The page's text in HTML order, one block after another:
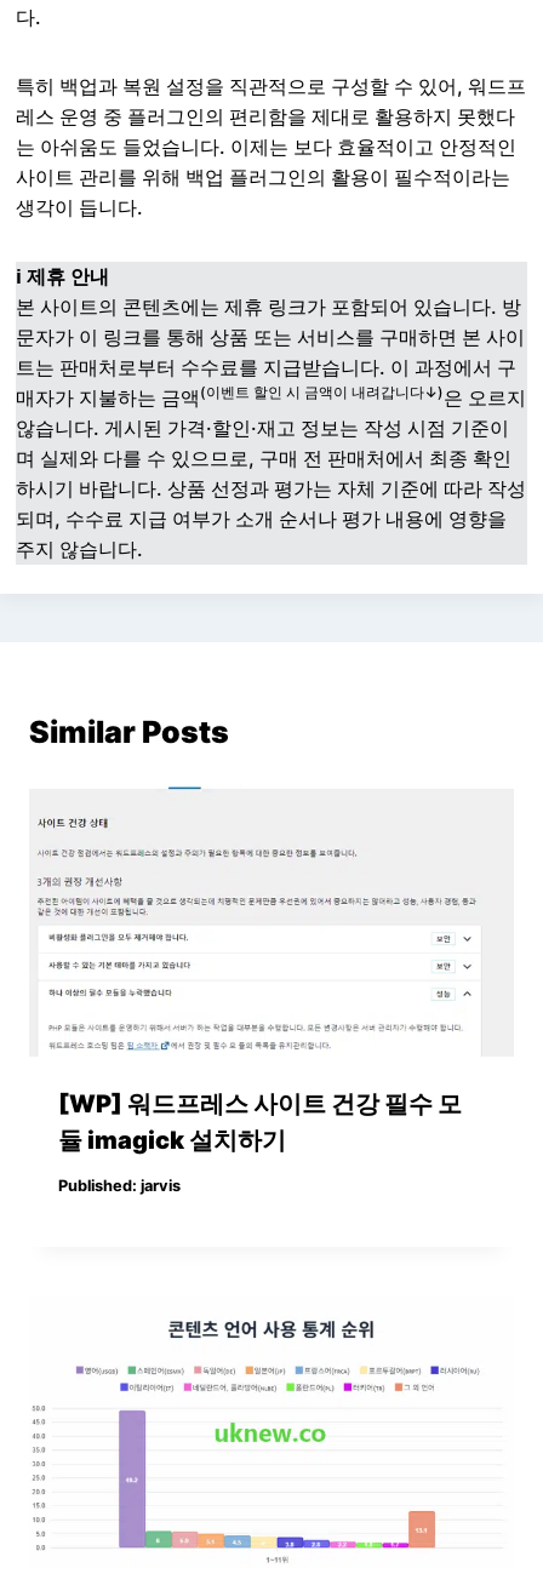
다.
특히 백업과 복원 설정을 직관적으로 구성할 수 있어, 워드프
레스 운영 중 플러그인의 편리함을 제대로 활용하지 못했다
는 아쉬움도 들었습니다. 이제는 보다 효율적이고 안정적인
사이트 관리를 위해 백업 플러그인의 활용이 필수적이라는
생각이 듭니다.
ℹ️ 제휴 안내
본 사이트의 콘텐츠에는 제휴 링크가 포함되어 있습니다. 방
문자가 이 링크를 통해 상품 또는 서비스를 구매하면 본 사이
트는 판매처로부터 수수료를 지급받습니다. 이 과정에서 구
매자가 지불하는 금액 (이벤트 할인 시 금액이 내려갑니다↓)은 오르지
않습니다. 게시된 가격·할인·재고 정보는 작성 시점 기준이
며 실제와 다를 수 있으므로, 구매 전 판매처에서 최종 확인
하시기 바랍니다. 상품 선정과 평가는 자체 기준에 따라 작성
되며, 수수료 지급 여부가 소개 순서나 평가 내용에 영향을
주지 않습니다.
Similar Posts
[WP] 워드프레스 사이트 건강 필수 모
듈 imagick 설치하기
Published: jarvis